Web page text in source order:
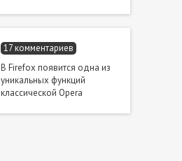
17 комментариев
В Firefox появится одна из
уникальных функций
классической Opera